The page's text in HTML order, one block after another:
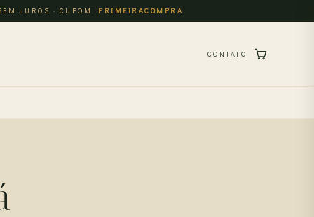
JUROS · CUPOM: PRIMEIRACOMPRA
CONTATO